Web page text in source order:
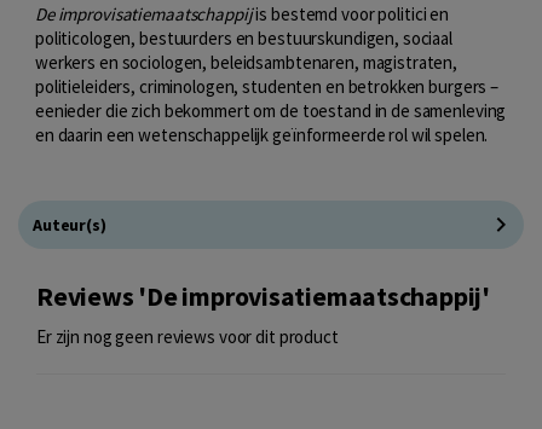
De improvisatiemaatschappijis bestemd voor politici en
politicologen, bestuurders en bestuurskundigen, sociaal
werkers en sociologen, beleidsambtenaren, magistraten,
politieleiders, criminologen, studenten en betrokken burgers –
eenieder die zich bekommert om de toestand in de samenleving
en daarin een wetenschappelijk geïnformeerde rol wil spelen.
Auteur(s)
Reviews 'De improvisatiemaatschappij'
Er zijn nog geen reviews voor dit product